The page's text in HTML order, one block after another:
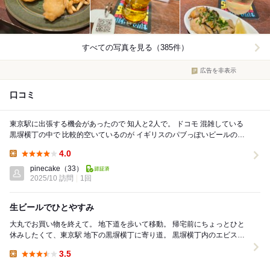
すべての写真を見る（385件）
広告を非表示
口コミ
東京駅に出張する機会があったので 知人と2人で。 ドコモ 混雑している
黒塀横丁の中で 比較的空いているのが イギリスのパブっぽいビールのお
4.0
pinecake （33）
2025/10 訪問
1回
生ビールでひとやすみ
大丸でお買い物を終えて。 地下道を歩いて移動。 帰宅前にちょっとひと
休みしたくて、東京駅 地下の黒塀横丁に寄り道。 黒塀横丁内のエビスビ
3.5